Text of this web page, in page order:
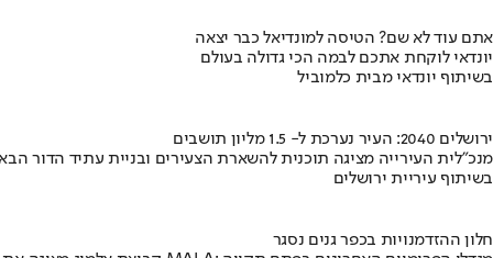
אתם עוד לא שם? הטיסה למונדיאל כבר יצאה
יונדאי לוקחת אתכם לבמה הכי גדולה בעולם
בשיתוף יונדאי מבית כלמוביל
ירושלים 2040: העיר נערכת ל- 1.5 מליון תושבים
מנכ"לית העירייה מציגה תוכנית להשארת הצעירים ובניית עתיד הדור
בשיתוף עיריית ירושלים
חלון ההזדמנויות בכפר גנים נסגר